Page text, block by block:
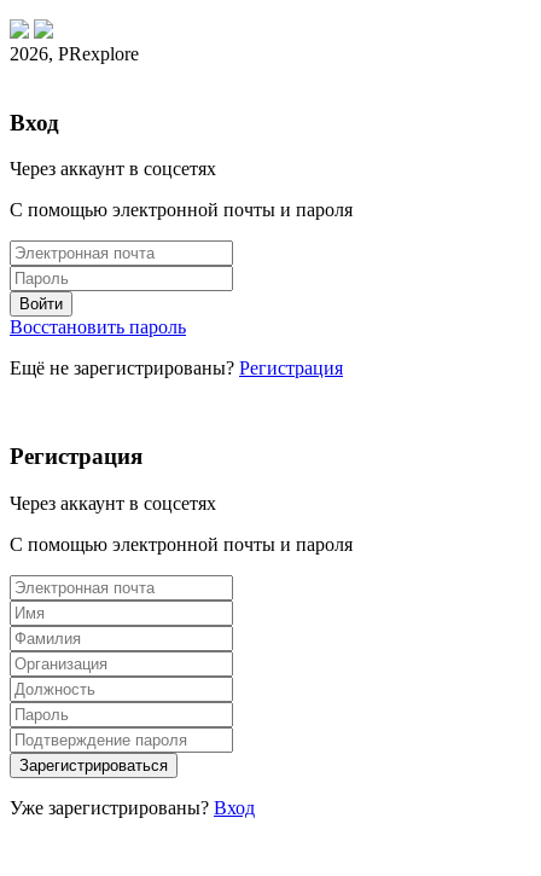
2026, PRexplore
Вход
Через аккаунт в соцсетях
С помощью электронной почты и пароля
Восстановить пароль
Ещё не зарегистрированы? Регистрация
Регистрация
Через аккаунт в соцсетях
С помощью электронной почты и пароля
Уже зарегистрированы? Вход